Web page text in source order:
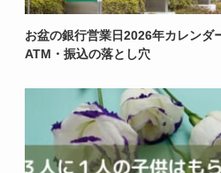
お盆の銀行営業日2026年カレンダ
ATM・振込の落とし穴